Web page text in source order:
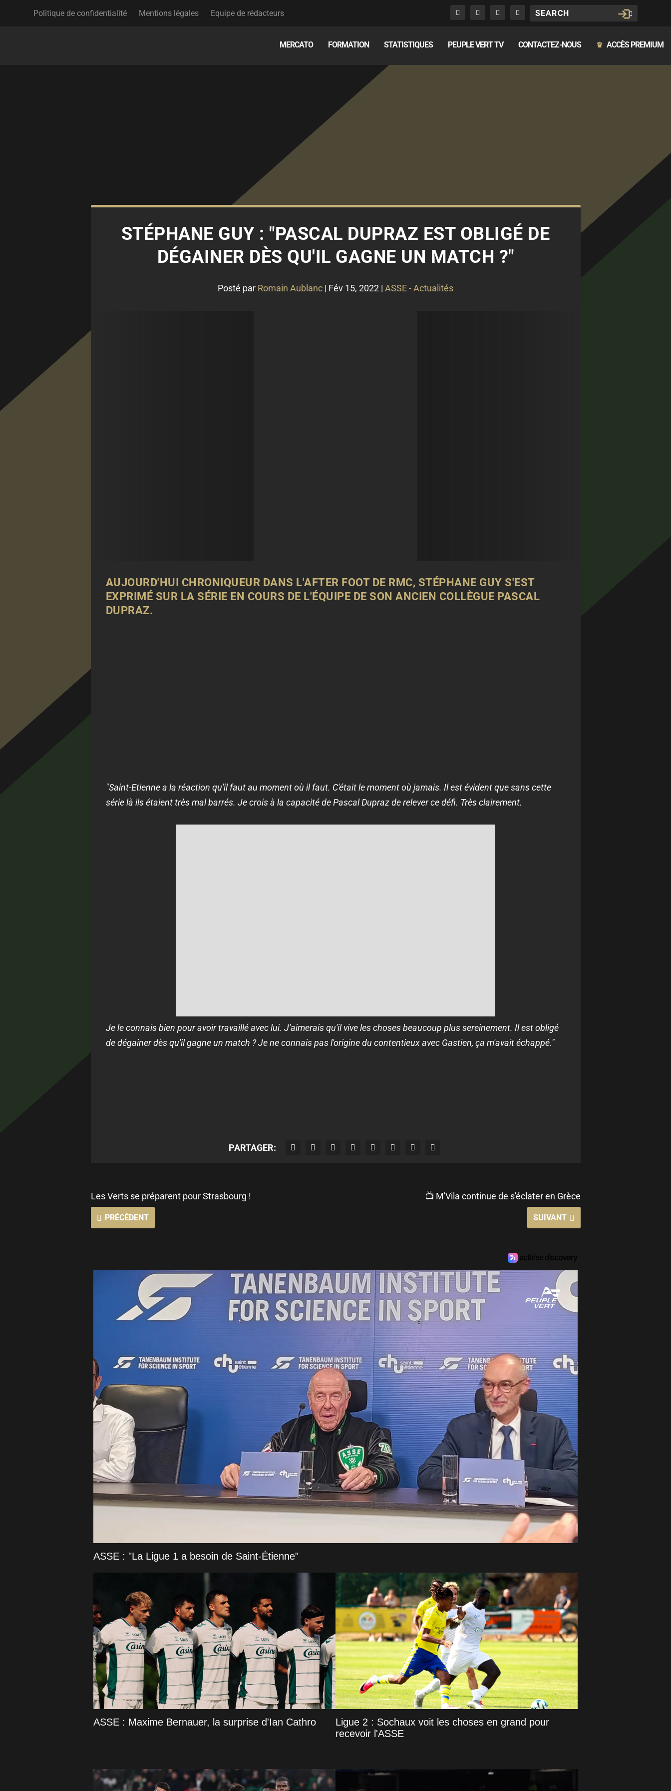
Politique de confidentialité Mentions légales Equipe de rédacteurs
MERCATO FORMATION STATISTIQUES PEUPLE VERT TV CONTACTEZ-NOUS ♛ ACCÈS PREMIUM
STÉPHANE GUY : "PASCAL DUPRAZ EST OBLIGÉ DE
DÉGAINER DÈS QU'IL GAGNE UN MATCH ?"
Posté par Romain Aublanc | Fév 15, 2022 | ASSE - Actualités
AUJOURD'HUI CHRONIQUEUR DANS L'AFTER FOOT DE RMC, STÉPHANE GUY S'EST
EXPRIMÉ SUR LA SÉRIE EN COURS DE L'ÉQUIPE DE SON ANCIEN COLLÈGUE PASCAL
DUPRAZ.
"Saint-Etienne a la réaction qu'il faut au moment où il faut. C'était le moment où jamais. Il est évident que sans cette
série là ils étaient très mal barrés. Je crois à la capacité de Pascal Dupraz de relever ce défi. Très clairement.
Je le connais bien pour avoir travaillé avec lui. J'aimerais qu'il vive les choses beaucoup plus sereinement. Il est obligé
de dégainer dès qu'il gagne un match ? Je ne connais pas l'origine du contentieux avec Gastien, ça m'avait échappé."
PARTAGER:
Les Verts se préparent pour Strasbourg !
PRÉCÉDENT
📺 M'Vila continue de s'éclater en Grèce
SUIVANT
ASSE : "La Ligue 1 a besoin de Saint-Étienne"
ASSE : Maxime Bernauer, la surprise d'Ian Cathro
Ligue 2 : Sochaux voit les choses en grand pour
recevoir l'ASSE